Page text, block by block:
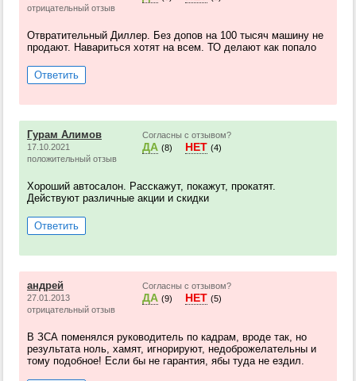
отрицательный отзыв
Отвратительный Диллер. Без допов на 100 тысяч машину не
продают. Навариться хотят на всем. ТО делают как попало
Ответить
Гурам Алимов
17.10.2021
положительный отзыв
Согласны с отзывом?
ДА (8) НЕТ (4)
Хороший автосалон. Расскажут, покажут, прокатят.
Действуют различные акции и скидки
Ответить
андрей
27.01.2013
отрицательный отзыв
Согласны с отзывом?
ДА (9) НЕТ (5)
В ЗСА поменялся руководитель по кадрам, вроде так, но
результата ноль, хамят, игнорируют, недоброжелательны и
тому подобное! Если бы не гарантия, ябы туда не ездил.